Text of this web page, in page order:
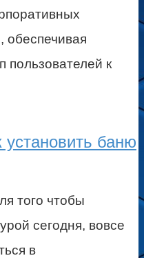
пользователей к
баню
того чтобы
сегодня, вовсе
в